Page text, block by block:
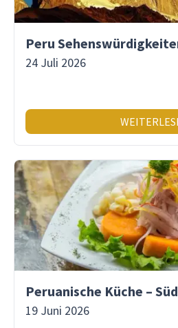
24 Juli 2026
19 Juni 2026